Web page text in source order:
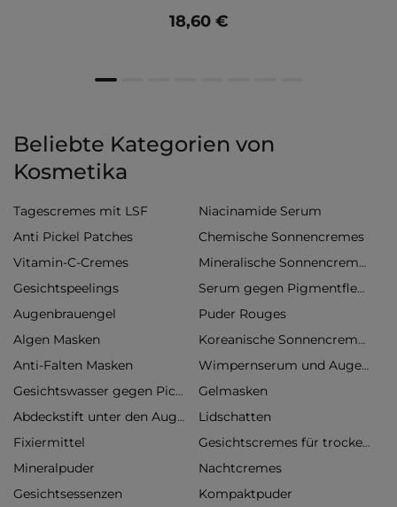
18,60 €
Beliebte Kategorien von
Kosmetika
Tagescremes mit LSF
Niacinamide Serum
Anti Pickel Patches
Chemische Sonnencremes
Vitamin-C-Cremes
Mineralische Sonnencremes
Gesichtspeelings Serum gegen Pigmentflecken
Augenbrauengel
Puder Rouges
Algen Masken
Koreanische Sonnencremes
Anti-Falten Masken
Wimpernserum und Augenbrauenserum
Gesichtswasser gegen Pickel
Gelmasken
Abdeckstift unter den Augen
Lidschatten
Fixiermittel
Gesichtscremes für trockene Haut
Mineralpuder
Nachtcremes
Gesichtsessenzen
Kompaktpuder